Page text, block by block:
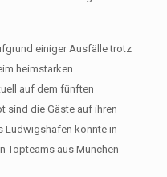
einiger Ausfälle trotz
heimstarken
auf dem fünften
sind die Gäste auf ihren
Ludwigshafen konnte in
Topteams aus München